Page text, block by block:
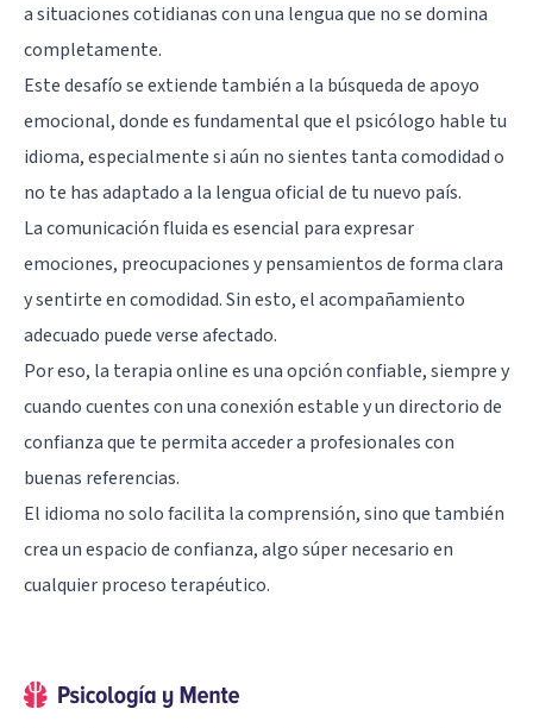
a situaciones cotidianas con una lengua que no se domina
completamente.
Este desafío se extiende también a la búsqueda de apoyo
emocional, donde es fundamental que el psicólogo hable tu
idioma, especialmente si aún no sientes tanta comodidad o
no te has adaptado a la lengua oficial de tu nuevo país.
La comunicación fluida es esencial para expresar
emociones, preocupaciones y pensamientos de forma clara
y sentirte en comodidad. Sin esto, el acompañamiento
adecuado puede verse afectado.
Por eso, la terapia online es una opción confiable, siempre y
cuando cuentes con una conexión estable y un directorio de
confianza que te permita acceder a profesionales con
buenas referencias.
El idioma no solo facilita la comprensión, sino que también
crea un espacio de confianza, algo súper necesario en
cualquier proceso terapéutico.